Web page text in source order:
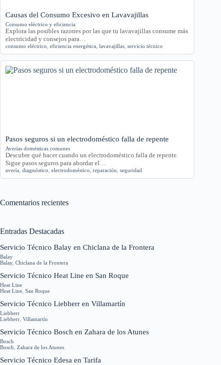
Causas del Consumo Excesivo en Lavavajillas
Consumo eléctrico y eficiencia
Explora las posibles razones por las que tu lavavajillas consume más
electricidad y consejos para…
consumo eléctrico eficiencia energética lavavajillas servicio técnico
Pasos seguros si un electrodoméstico falla de repente
Averías domésticas comunes
Descubre qué hacer cuando un electrodoméstico falla de repente.
Sigue pasos seguros para abordar el…
avería diagnóstico electrodoméstico reparación seguridad
Comentarios recientes
Entradas Destacadas
Servicio Técnico Balay en Chiclana de la Frontera
Balay
Balay, Chiclana de la Frontera
Servicio Técnico Heat Line en San Roque
Heat Line
Heat Line San Roque
Servicio Técnico Liebherr en Villamartín
Liebherr
Liebherr Villamartín
Servicio Técnico Bosch en Zahara de los Atunes
Bosch
Bosch Zahara de los Atunes
Servicio Técnico Edesa en Tarifa